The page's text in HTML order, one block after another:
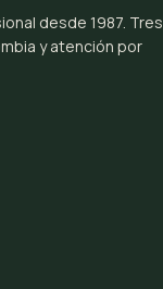
desde 1987. Tres
y atención por